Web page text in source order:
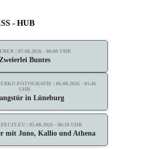
- HUB
| 07.08.2026 - 08:00 UHR
Zweierlei Buntes
FOTOGRAFIE | 06.08.2026 - 05:46
UHR
in Lüneburg
| 05.08.2026 - 06:18 UHR
mit Juno, Kallio und Athena